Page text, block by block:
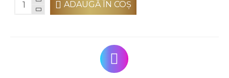
ADAUGĂ ÎN COŞ